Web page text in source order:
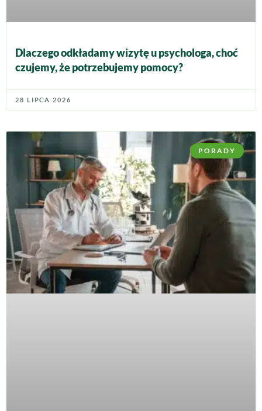
Dlaczego odkładamy wizytę u psychologa, choć
czujemy, że potrzebujemy pomocy?
28 LIPCA 2026
PORADY